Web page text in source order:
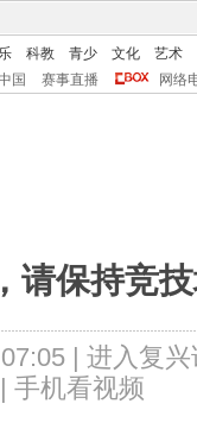
科教 青少 文化
艺术
国 赛事直播 网络
请保持竞
| 进入复兴
手机看视频